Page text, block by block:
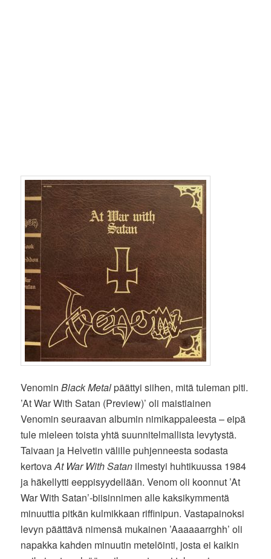
VenominBlack Metalpäättyi siihen, mitä tuleman piti.
’At War With Satan (Preview)’ oli maistiainen
Venomin seuraavan albumin nimikappaleesta – eipä
tule mieleen toista yhtä suunnitelmallista levytystä.
Taivaan ja Helvetin välille puhjenneesta sodasta
kertovaAt War With Satan ilmestyi huhtikuussa 1984
ja häkellytti eeppisyydellään. Venom oli koonnut ’At
War With Satan’-biisinnimen alle kaksikymmentä
minuuttia pitkän kulmikkaan riffinipun. Vastapainoksi
levyn päättävä nimensä mukainen ’Aaaaaarrghh’ oli
napakka kahden minuutin metelöinti, josta ei kaikin